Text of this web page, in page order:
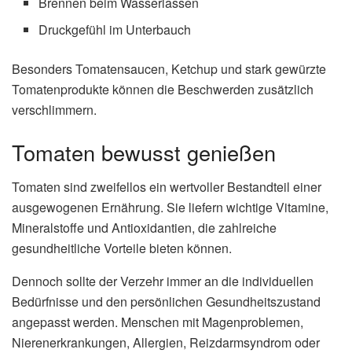
Druckgefühl im Unterbauch
Besonders Tomatensaucen, Ketchup und stark gewürzte
Tomatenprodukte können die Beschwerden zusätzlich
verschlimmern.
Tomaten bewusst genießen
Tomaten sind zweifellos ein wertvoller Bestandteil einer
ausgewogenen Ernährung. Sie liefern wichtige Vitamine,
Mineralstoffe und Antioxidantien, die zahlreiche
gesundheitliche Vorteile bieten können.
Dennoch sollte der Verzehr immer an die individuellen
Bedürfnisse und den persönlichen Gesundheitszustand
angepasst werden. Menschen mit Magenproblemen,
Nierenerkrankungen, Allergien, Reizdarmsyndrom oder